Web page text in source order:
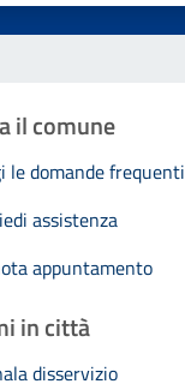
il comune
le domande frequenti
assistenza
appuntamento
in città
disservizio